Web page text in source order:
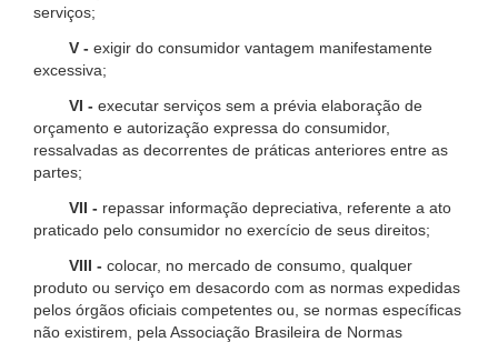
serviços;
V - exigir do consumidor vantagem manifestamente
excessiva;
VI - executar serviços sem a prévia elaboração de
orçamento e autorização expressa do consumidor,
ressalvadas as decorrentes de práticas anteriores entre as
partes;
VII - repassar informação depreciativa, referente a ato
praticado pelo consumidor no exercício de seus direitos;
VIII - colocar, no mercado de consumo, qualquer
produto ou serviço em desacordo com as normas expedidas
pelos órgãos oficiais competentes ou, se normas específicas
não existirem, pela Associação Brasileira de Normas